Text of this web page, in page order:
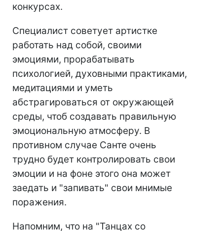
конкурсах.
Специалист советует артистке
работать над собой, своими
эмоциями, прорабатывать
психологией, духовными практиками,
медитациями и уметь
абстрагироваться от окружающей
среды, чтоб создавать правильную
эмоциональную атмосферу. В
противном случае Санте очень
трудно будет контролировать свои
эмоции и на фоне этого она может
заедать и "запивать" свои мнимые
поражения.
Напомним, что на "Танцах со